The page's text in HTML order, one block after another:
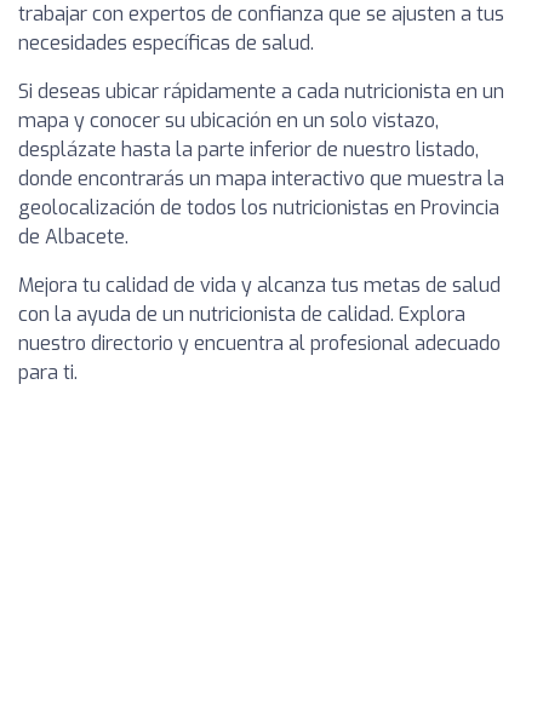
trabajar con expertos de confianza que se ajusten a tus
necesidades específicas de salud.
Si deseas ubicar rápidamente a cada nutricionista en un
mapa y conocer su ubicación en un solo vistazo,
desplázate hasta la parte inferior de nuestro listado,
donde encontrarás un mapa interactivo que muestra la
geolocalización de todos los nutricionistas en Provincia
de Albacete.
Mejora tu calidad de vida y alcanza tus metas de salud
con la ayuda de un nutricionista de calidad. Explora
nuestro directorio y encuentra al profesional adecuado
para ti.